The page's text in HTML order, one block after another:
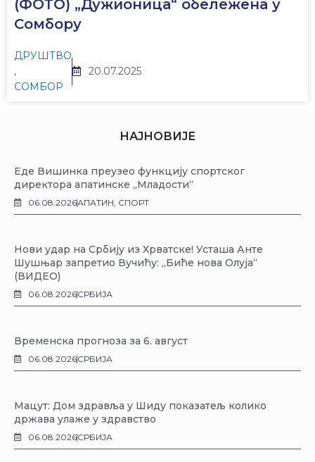
(ФОТО) „Дужионица“ обележена у
Сомбору
ДРУШТВО
,
СОМБОР
20.07.2025
НАЈНОВИЈЕ
Еде Вишинка преузео функцију спортског
директора апатинске „Младости“
06.08.2026АПАТИН, СПОРТ
Нови удар на Србију из Хрватске! Усташа Анте
Шушњар запретио Вучићу: „Биће нова Олуја“
(ВИДЕО)
06.08.2026СРБИЈА
Временска прогноза за 6. август
06.08.2026СРБИЈА
Мацут: Дом здравља у Шиду показатељ колико
држава улаже у здравство
06.08.2026СРБИЈА